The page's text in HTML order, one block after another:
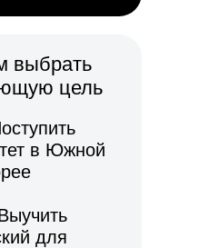
выбрать
цель
в Южной
для